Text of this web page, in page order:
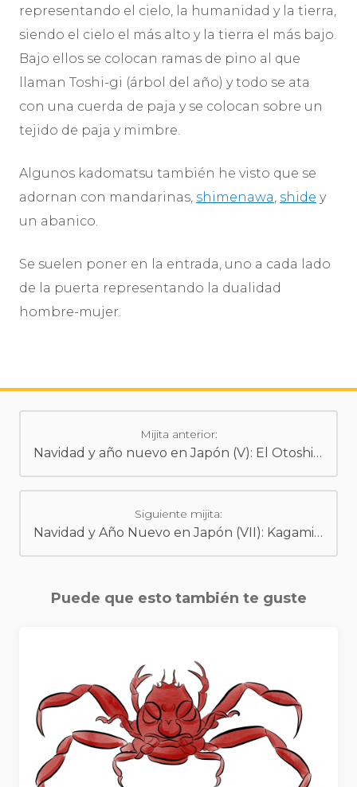
representando el cielo, la humanidad y la tierra,
siendo el cielo el más alto y la tierra el más bajo.
Bajo ellos se colocan ramas de pino al que
llaman Toshi-gi (árbol del año) y todo se ata
con una cuerda de paja y se colocan sobre un
tejido de paja y mimbre.
Algunos kadomatsu también he visto que se
adornan con mandarinas, shimenawa, shide y
un abanico.
Se suelen poner en la entrada, uno a cada lado
de la puerta representando la dualidad
hombre-mujer.
Mijita anterior:
Navidad y año nuevo en Japón (V): El Otoshidama
Siguiente mijita:
Navidad y Año Nuevo en Japón (VII): Kagamimochi
Puede que esto también te guste